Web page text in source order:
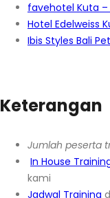
favehotel Kuta –
Hotel Edelweiss
Ibis Styles Bali
Keterangan
Jumlah peserta
In House
kami
Jadwal Training